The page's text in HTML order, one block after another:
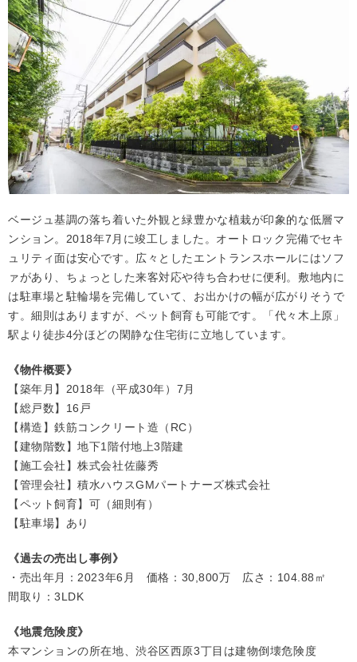
ベージュ基調の落ち着いた外観と緑豊かな植栽が印象的な低層マ
ンション。2018年7月に竣工しました。オートロック完備でセキ
ュリティ面は安心です。広々としたエントランスホールにはソフ
ァがあり、ちょっとした来客対応や待ち合わせに便利。敷地内に
は駐車場と駐輪場を完備していて、お出かけの幅が広がりそうで
す。細則はありますが、ペット飼育も可能です。「代々木上原」
駅より徒歩4分ほどの閑静な住宅街に立地しています。
《物件概要》
【築年月】2018年（平成30年）7月
【総戸数】16戸
【構造】鉄筋コンクリート造（RC）
【建物階数】地下1階付地上3階建
【施工会社】株式会社佐藤秀
【管理会社】積水ハウスGMパートナーズ株式会社
【ペット飼育】可（細則有）
【駐車場】あり
《過去の売出し事例》
・売出年月：2023年6月 価格：30,800万 広さ：104.88㎡
間取り：3LDK
《地震危険度》
本マンションの所在地、渋谷区西原3丁目は建物倒壊危険度